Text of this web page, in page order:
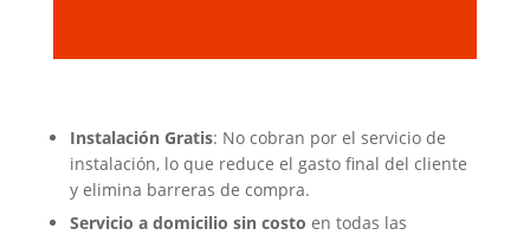
Instalación Gratis: No cobran por el servicio de
instalación, lo que reduce el gasto final del cliente
y elimina barreras de compra.
Servicio a domicilio sin costo en todas las